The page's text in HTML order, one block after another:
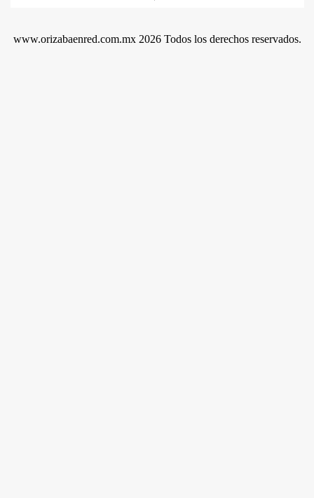
www.orizabaenred.com.mx 2026 Todos los derechos reservados.